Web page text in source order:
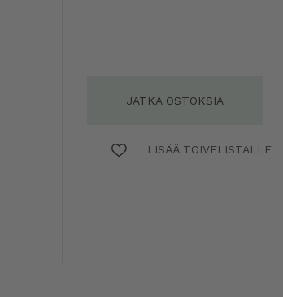
JATKA OSTOKSIA
LISÄÄ TOIVELISTALLE